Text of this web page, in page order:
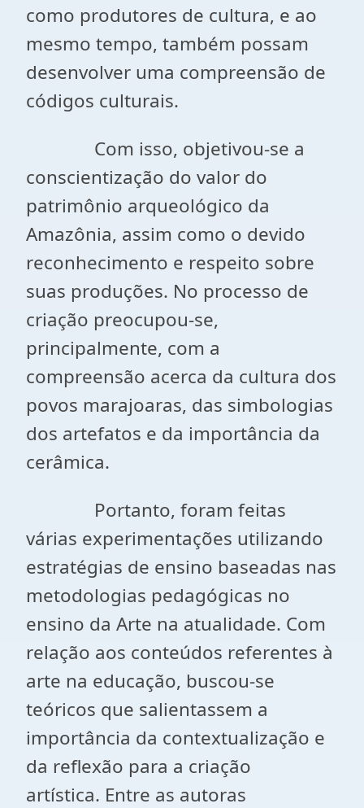
como produtores de cultura, e ao
mesmo tempo, também possam
desenvolver uma compreensão de
códigos culturais.
Com isso, objetivou-se a
conscientização do valor do
patrimônio arqueológico da
Amazônia, assim como o devido
reconhecimento e respeito sobre
suas produções. No processo de
criação preocupou-se,
principalmente, com a
compreensão acerca da cultura dos
povos marajoaras, das simbologias
dos artefatos e da importância da
cerâmica.
Portanto, foram feitas
várias experimentações utilizando
estratégias de ensino baseadas nas
metodologias pedagógicas no
ensino da Arte na atualidade. Com
relação aos conteúdos referentes à
arte na educação, buscou-se
teóricos que salientassem a
importância da contextualização e
da reflexão para a criação
artística. Entre as autoras